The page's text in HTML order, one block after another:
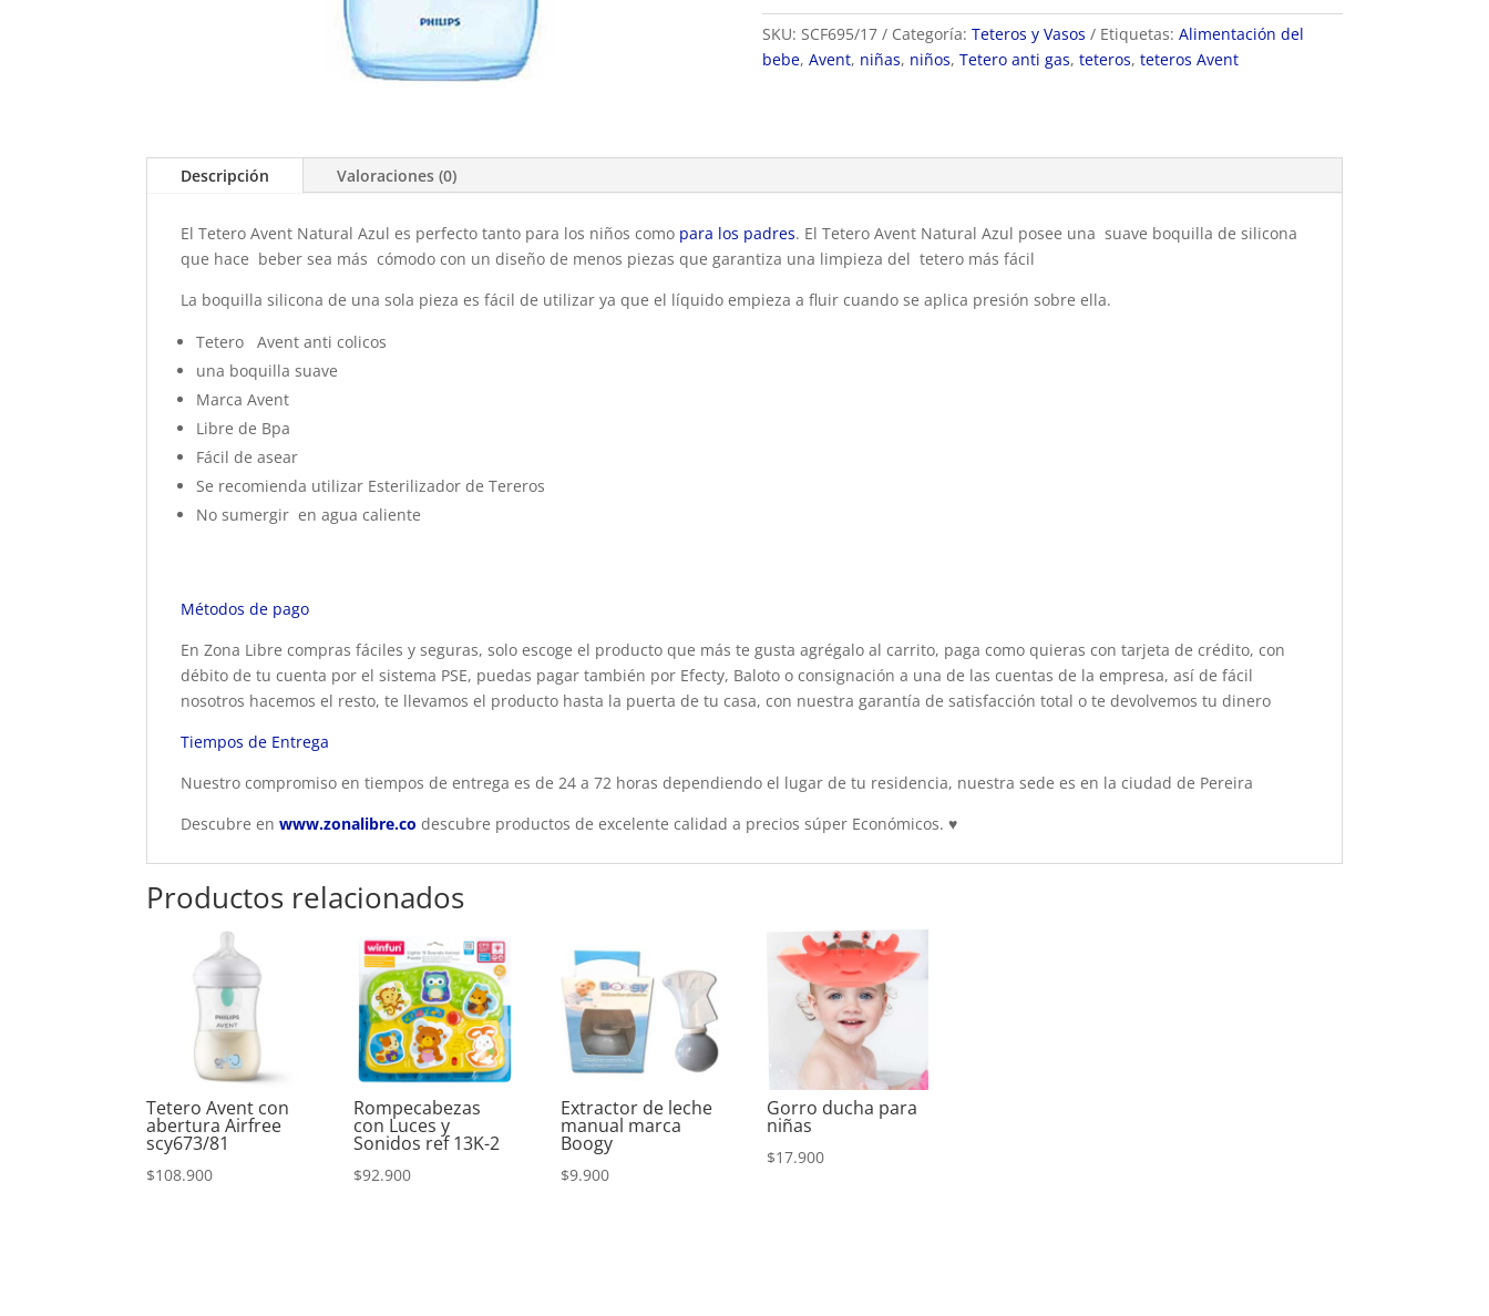
SKU: SCF695/17 Categoría:Teteros y Vasos Etiquetas:Alimentación del
bebe,Avent, niñas, niños,Tetero anti gas,teteros,teteros Avent
Descripción Valoraciones (0)
El Tetero Avent Natural Azul es perfecto tanto para los niños como para los padres. El Tetero Avent Natural Azul posee una suave boquilla de silicona
que hace beber sea más cómodo con un diseño de menos piezas que garantiza una limpieza del tetero más fácil
La boquilla silicona de una sola pieza es fácil de utilizar ya que el líquido empieza a fluir cuando se aplica presión sobre ella.
Tetero Avent anti colicos
una boquilla suave
Marca Avent
Libre de Bpa
Fácil de asear
Se recomienda utilizar Esterilizador de Tereros
No sumergir en agua caliente
Métodos de pago
En Zona Libre compras fáciles y seguras, solo escoge el producto que más te gusta agrégalo al carrito, paga como quieras con tarjeta de crédito, con
débito de tu cuenta por el sistema PSE, puedas pagar también por Efecty, Baloto o consignación a una de las cuentas de la empresa, así de fácil
nosotros hacemos el resto, te llevamos el producto hasta la puerta de tu casa, con nuestra garantía de satisfacción total o te devolvemos tu dinero
Tiempos de Entrega
Nuestro compromiso en tiempos de entrega es de 24 a 72 horas dependiendo el lugar de tu residencia, nuestra sede es en la ciudad de Pereira
Descubre en www.zonalibre.co descubre productos de excelente calidad a precios súper Económicos. ♥
Productos relacionados
Tetero Avent con
abertura Airfree
scy673/81
$108.900
Rompecabezas
con Luces y
Sonidos ref 13K-2
$92.900
Extractor de leche
manual marca
Boogy
$9.900
Gorro ducha para
niñas
$17.900